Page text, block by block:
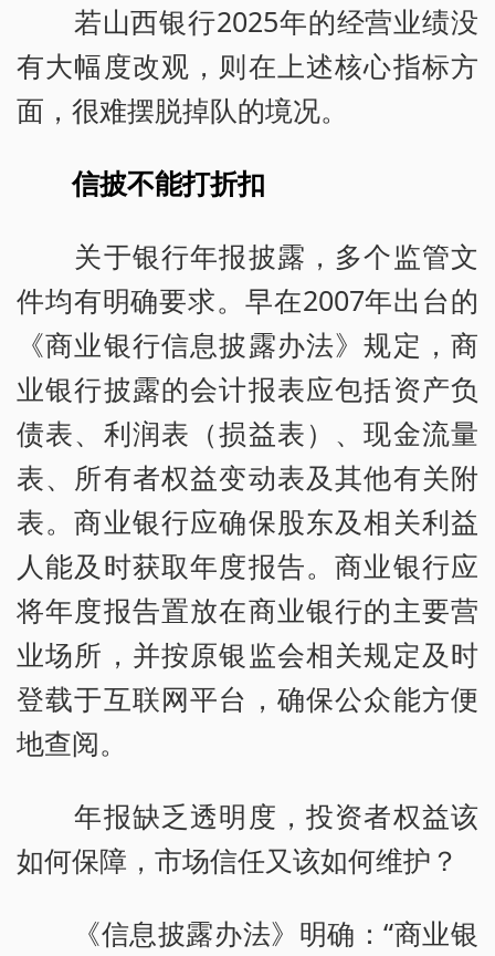
若山西银行2025年的经营业绩没
有大幅度改观，则在上述核心指标方
面，很难摆脱掉队的境况。
信披不能打折扣
关于银行年报披露，多个监管文
件均有明确要求。早在2007年出台的
《商业银行信息披露办法》规定，商
业银行披露的会计报表应包括资产负
债表、利润表（损益表）、现金流量
表、所有者权益变动表及其他有关附
表。商业银行应确保股东及相关利益
人能及时获取年度报告。商业银行应
将年度报告置放在商业银行的主要营
业场所，并按原银监会相关规定及时
登载于互联网平台，确保公众能方便
地查阅。
年报缺乏透明度，投资者权益该
如何保障，市场信任又该如何维护？
《信息披露办法》明确：“商业银